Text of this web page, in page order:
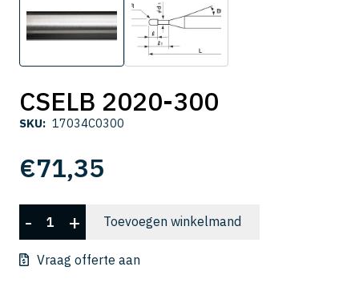
CSELB 2020-300
SKU: 17034C0300
€71,35
CSELB
2020-
300
- + Toevoegen winkelmand
Vraag offerte aan